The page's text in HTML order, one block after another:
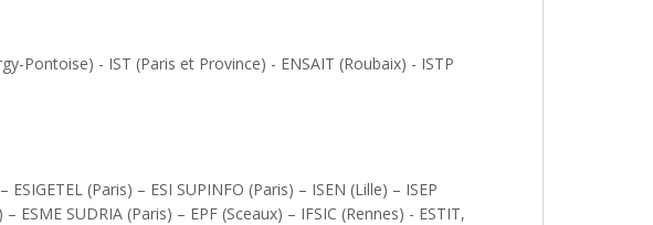
Pontoise) - IST (Paris et Province) - ENSAIT (Roubaix) - ISTP
(Paris) – ESI SUPINFO (Paris) – ISEN (Lille) – ISEP
ESME SUDRIA (Paris) – EPF (Sceaux) – IFSIC (Rennes) - ESTIT,